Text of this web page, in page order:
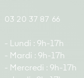
03 20 37 87 66
- Lundi : 9h-17h
- Mardi : 9h-17h
- Mercredi : 9h-17h